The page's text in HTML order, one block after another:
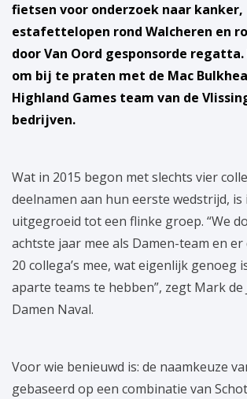
fietsen voor onderzoek naar kanker,
estafettelopen rond Walcheren en
door Van Oord gesponsorde
om bij te praten met de Mac
Highland Games team van de
bedrijven.
Wat in 2015 begon met slechts vier
deelnamen aan hun eerste wedstrijd, is
uitgegroeid tot een flinke groep. “We
achtste jaar mee als Damen-team en
20 collega’s mee, wat eigenlijk genoeg
aparte teams te hebben”, zegt Mark de
Damen Naval.
Voor wie benieuwd is: de naamkeuze
gebaseerd op een combinatie van